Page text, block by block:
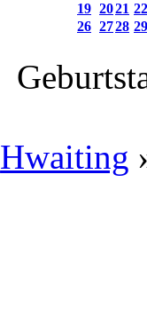
19 2021 22
26 2728 29
Hwaiting